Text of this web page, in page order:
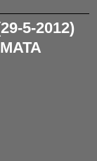
5-2012)